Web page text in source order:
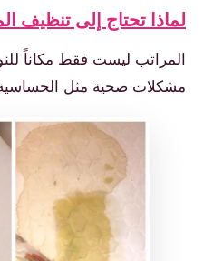
لماذا تحتاج إلى تنظيف
المراتب ليست فقط مكاناً
مشكلات صحية مثل